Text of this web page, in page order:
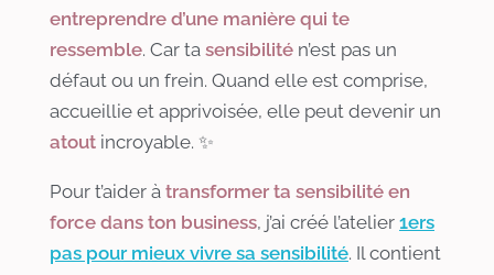
entreprendre d’une manière qui te
ressemble. Car ta sensibilité n’est pas un
défaut ou un frein. Quand elle est comprise,
accueillie et apprivoisée, elle peut devenir un
atout incroyable. ✨
Pour t’aider à transformer ta sensibilité en
force dans ton business, j’ai créé l’atelier 1ers
pas pour mieux vivre sa sensibilité. Il contient